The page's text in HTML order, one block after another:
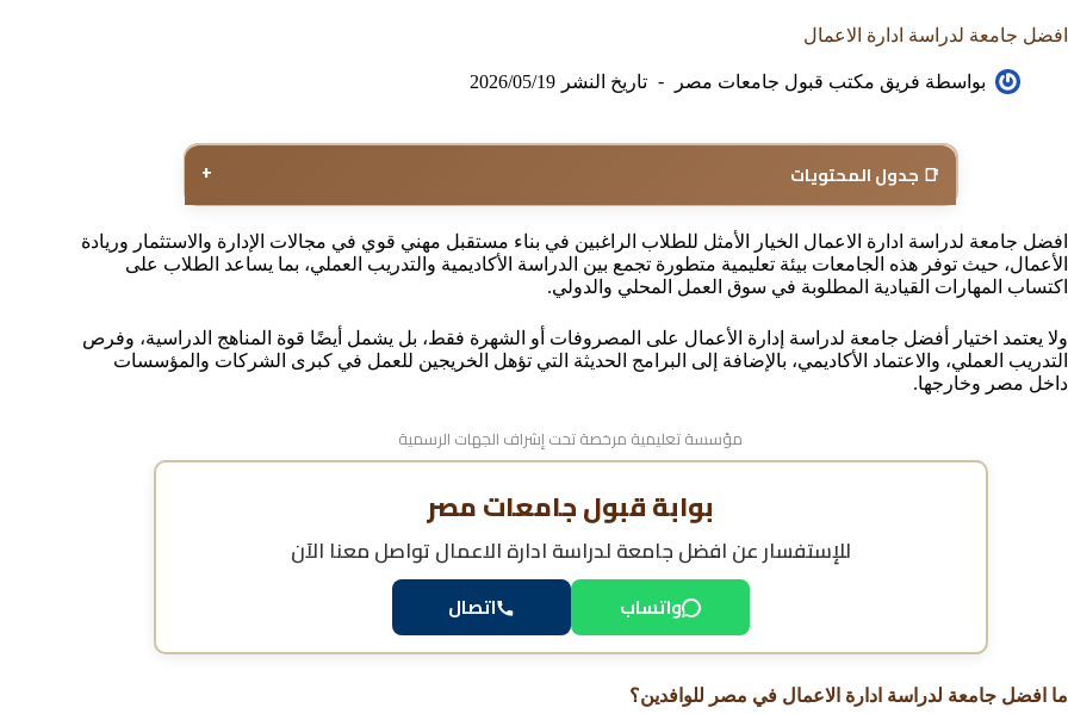
افضل جامعة لدراسة ادارة الاعمال
بواسطة فريق مكتب قبول جامعات مصر تاريخ النشر 2026/05/19
📑 جدول المحتويات +
افضل جامعة لدراسة ادارة الاعمال الخيار الأمثل للطلاب الراغبين في بناء مستقبل مهني قوي في مجالات الإدارة والاستثمار وريادة
الأعمال، حيث توفر هذه الجامعات بيئة تعليمية متطورة تجمع بين الدراسة الأكاديمية والتدريب العملي، بما يساعد الطلاب على
اكتساب المهارات القيادية المطلوبة في سوق العمل المحلي والدولي.
ولا يعتمد اختيار أفضل جامعة لدراسة إدارة الأعمال على المصروفات أو الشهرة فقط، بل يشمل أيضًا قوة المناهج الدراسية، وفرص
التدريب العملي، والاعتماد الأكاديمي، بالإضافة إلى البرامج الحديثة التي تؤهل الخريجين للعمل في كبرى الشركات والمؤسسات
داخل مصر وخارجها.
مؤسسة تعليمية مرخصة تحت إشراف الجهات الرسمية
بوابة قبول جامعات مصر
للإستفسار عنافضل جامعة لدراسة ادارة الاعمالتواصل معنا الآن
واتساب اتصال
ما افضل جامعة لدراسة ادارة الاعمال في مصر للوافدين؟